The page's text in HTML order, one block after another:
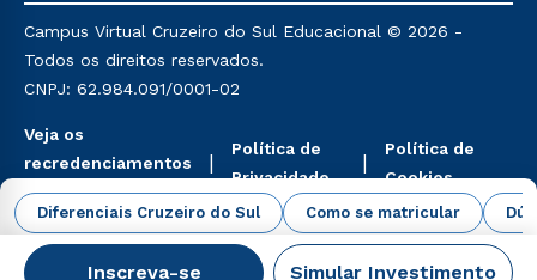
Diferenciais Cruzeiro do Sul Como se matricular
Inscreva-se Simular Investimento
mencionadas são referentes aos cursos: Ensino
Religioso, Geografia para a Docência e Metodologia
do Ensino de História: Questões Atuais.
Campus Virtual Cruzeiro do Sul Educacional © 2026 -
Todos os direitos reservados.
CNPJ: 62.984.091/0001-02
Veja os
recredenciamentos
aqui
Política de
Privacidade
Política de
Cookies